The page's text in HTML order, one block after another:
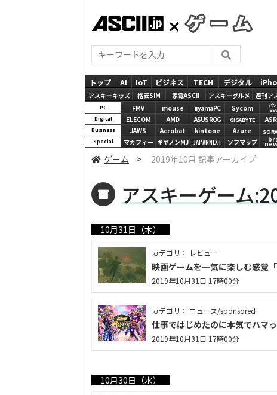
トップ AI IoT ビジネス TECH デジタル
アスキーキッズ 格安SIM 家電ASCII アスキーグルメ 週刊ア
PC FMV mouse iiyamaPC Sycom
パ
Digital ELECOM AMD ASUS ROG GIGABYTE
Business JAWS Acrobat kintone Azure
Special マカフィー キヤノンMJ JAPANNEXT ソフマップ
ゲーム > 2019年10月 記事アーカイブ
アスキーゲーム
10月31日（木）
カテゴリ： レビュー
映画ゲームを一気に楽しむ感覚
2019年10月31日 17時00分
カテゴリ： ニュース/sponsored
仕事ではじめたのに本気でハマ
2019年10月31日 17時00分
10月30日（水）